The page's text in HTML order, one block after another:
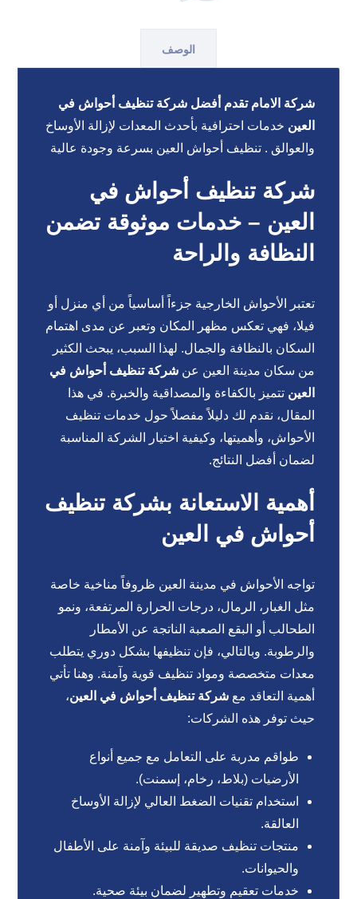
الوصف
شركة الامام تقدم أفضل شركة تنظيف أحواش في
العين خدمات احترافية بأحدث المعدات لإزالة الأوساخ
والعوالق . تنظيف أحواش العين بسرعة وجودة عالية
شركة تنظيف أحواش في
العين – خدمات موثوقة تضمن
النظافة والراحة
تعتبر الأحواش الخارجية جزءاً أساسياً من أي منزل أو
فيلا، فهي تعكس مظهر المكان وتعبر عن مدى اهتمام
السكان بالنظافة والجمال. لهذا السبب، يبحث الكثير
من سكان مدينة العين عنشركة تنظيف أحواش في
العين تتميز بالكفاءة والمصداقية والخبرة. في هذا
المقال، نقدم لك دليلاً مفصلاً حول خدمات تنظيف
الأحواش، وأهميتها، وكيفية اختيار الشركة المناسبة
لضمان أفضل النتائج.
أهمية الاستعانة بشركة تنظيف
أحواش في العين
تواجه الأحواش في مدينة العين ظروفاً مناخية خاصة
مثل الغبار، الرمال، درجات الحرارة المرتفعة، ونمو
الطحالب أو البقع الصعبة الناتجة عن الأمطار
والرطوبة. وبالتالي، فإن تنظيفها بشكل دوري يتطلب
معدات متخصصة ومواد تنظيف قوية وآمنة. وهنا تأتي
أهمية التعاقد معشركة تنظيف أحواش في العين،
حيث توفر هذه الشركات:
طواقم مدربة على التعامل مع جميع أنواع
الأرضيات (بلاط، رخام، إسمنت).
استخدام تقنيات الضغط العالي لإزالة الأوساخ
العالقة.
منتجات تنظيف صديقة للبيئة وآمنة على الأطفال
والحيوانات.
خدمات تعقيم وتطهير لضمان بيئة صحية.